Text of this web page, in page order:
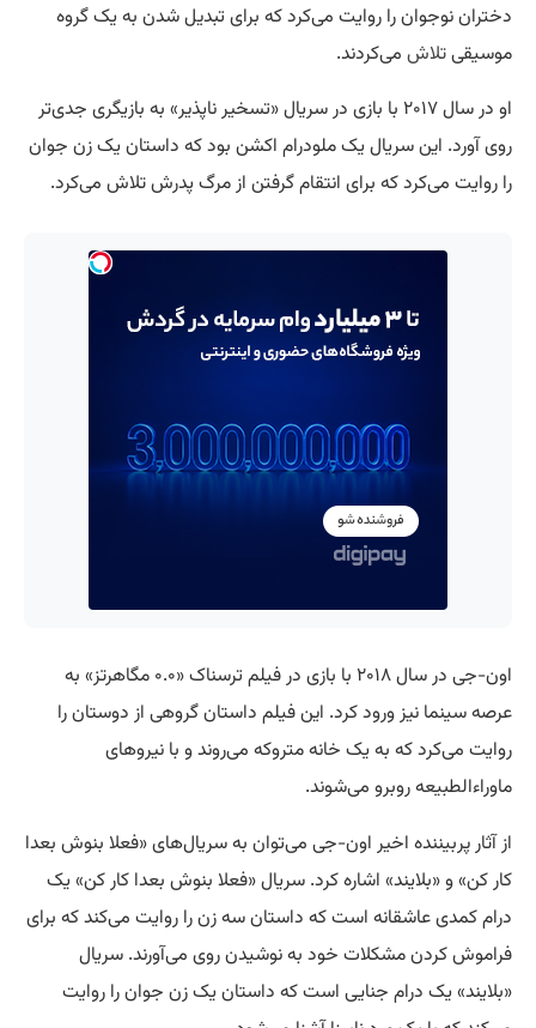
دختران نوجوان را روایت می‌کرد که برای تبدیل شدن به یک گروه
موسیقیتلاش می‌کردند.
او در سال ۲۰۱۷ با بازی در سریال «تسخیر ناپذیر» به بازیگری جدی‌تر
روی آورد. این سریال یک ملودرام اکشن بود که داستان یک زن جوان
را روایت می‌کرد که برای انتقام گرفتن از مرگ پدرش تلاش می‌کرد.
اون-جی در سال ۲۰۱۸ با بازی در فیلم ترسناک «۰.۰ مگاهرتز» به
عرصه سینما نیز ورود کرد. این فیلم داستان گروهی از دوستان را
روایت می‌کرد که به یک خانه متروکه می‌روند و با نیروهای
ماوراءالطبیعه روبرو می‌شوند.
از آثار پربیننده اخیر اون-جی می‌توان به سریال‌های «فعلا بنوش بعدا
کار کن» و «بلایند» اشاره کرد. سریال «فعلا بنوش بعدا کار کن» یک
درام کمدی عاشقانه است که داستان سه زن را روایت می‌کند که برای
فراموش کردن مشکلات خود به نوشیدن روی می‌آورند. سریال
«بلایند» یک درام جنایی است که داستان یک زن جوان را روایت